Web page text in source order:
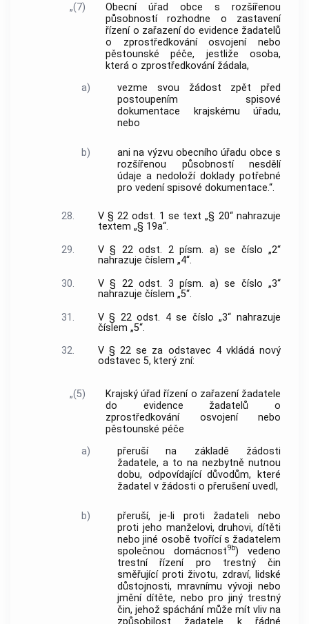
„(7)
Obecní úřad obce s rozšířenou
působností rozhodne o zastavení
řízení o zařazení do evidence žadatelů
o zprostředkování osvojení nebo
pěstounské péče, jestliže osoba,
která o zprostředkování žádala,
a)
vezme svou žádost zpět před
postoupením spisové
dokumentace krajskému úřadu,
nebo
b)
ani na výzvu obecního úřadu obce s
rozšířenou působností nesdělí
údaje a nedoloží doklady potřebné
pro vedení spisové dokumentace.“.
28.
V § 22 odst. 1 se text „§ 20“ nahrazuje
textem „§ 19a“.
29.
V § 22 odst. 2 písm. a) se číslo „2“
nahrazuje číslem „4“.
30.
V § 22 odst. 3 písm. a) se číslo „3“
nahrazuje číslem „5“.
31.
V § 22 odst. 4 se číslo „3“ nahrazuje
číslem „5“.
32.
V § 22 se za odstavec 4 vkládá nový
odstavec 5, který zní:
„(5)
Krajský úřad řízení o zařazení žadatele
do evidence žadatelů o
zprostředkování osvojení nebo
pěstounské péče
a)
přeruší na základě žádosti
žadatele, a to na nezbytně nutnou
dobu, odpovídající důvodům, které
žadatel v žádosti o přerušení uvedl,
b)
přeruší, je-li proti žadateli nebo
proti jeho manželovi, druhovi, dítěti
nebo jiné osobě tvořící s žadatelem
společnou domácnost9b) vedeno
trestní řízení pro trestný čin
směřující proti životu, zdraví, lidské
důstojnosti, mravnímu vývoji nebo
jmění dítěte, nebo pro jiný trestný
čin, jehož spáchání může mít vliv na
způsobilost žadatele k řádné